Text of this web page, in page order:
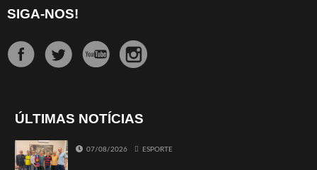
SIGA-NOS!
ÚLTIMAS NOTÍCIAS
07/08/2026 ESPORTE